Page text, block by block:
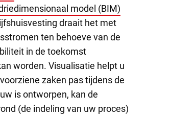
model (BIM)
draait het met
ten behoeve van de
in de toekomst
worden. Visualisatie helpt u
zaken pas tijdens de
is ontworpen, kan de
(de indeling van uw proces)